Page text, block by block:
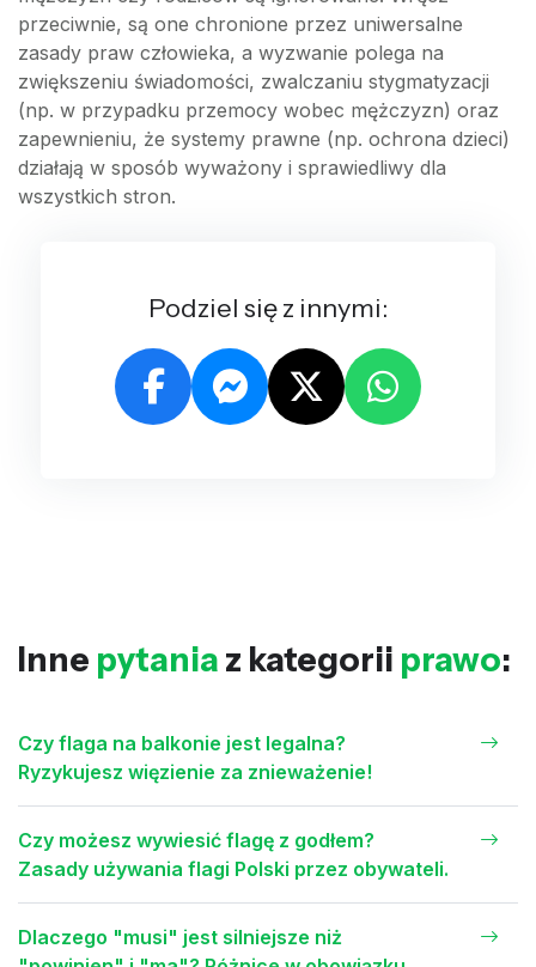
przeciwnie, są one chronione przez uniwersalne
zasady praw człowieka, a wyzwanie polega na
zwiększeniu świadomości, zwalczaniu stygmatyzacji
(np. w przypadku przemocy wobec mężczyzn) oraz
zapewnieniu, że systemy prawne (np. ochrona dzieci)
działają w sposób wyważony i sprawiedliwy dla
wszystkich stron.
Podziel się z innymi:
Inne pytania z kategorii prawo:
Czy flaga na balkonie jest legalna?
Ryzykujesz więzienie za znieważenie!
Czy możesz wywiesić flagę z godłem?
Zasady używania flagi Polski przez obywateli.
Dlaczego "musi" jest silniejsze niż